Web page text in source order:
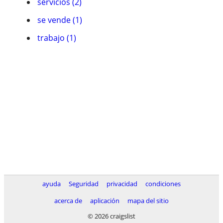
se vende (1)
trabajo (1)
ayuda Seguridad privacidad
condiciones
acerca de
aplicación
mapa del sitio
© 2026 craigslist